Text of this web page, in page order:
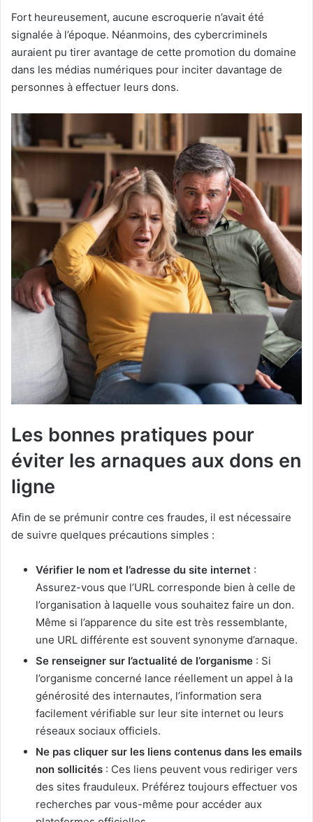
Fort heureusement, aucune escroquerie n’avait été
signalée à l’époque. Néanmoins, des cybercriminels
auraient pu tirer avantage de cette promotion du domaine
dans les médias numériques pour inciter davantage de
personnes à effectuer leurs dons.
Les bonnes pratiques pour
éviter les arnaques aux dons en
ligne
Afin de se prémunir contre ces fraudes, il est nécessaire
de suivre quelques précautions simples :
Vérifier le nom et l’adresse du site internet :
Assurez-vous que l’URL corresponde bien à celle de
l’organisation à laquelle vous souhaitez faire un don.
Même si l’apparence du site est très ressemblante,
une URL différente est souvent synonyme d’arnaque.
Se renseigner sur l’actualité de l’organisme : Si
l’organisme concerné lance réellement un appel à la
générosité des internautes, l’information sera
facilement vérifiable sur leur site internet ou leurs
réseaux sociaux officiels.
Ne pas cliquer sur les liens contenus dans les emails
non sollicités : Ces liens peuvent vous rediriger vers
des sites frauduleux. Préférez toujours effectuer vos
recherches par vous-même pour accéder aux